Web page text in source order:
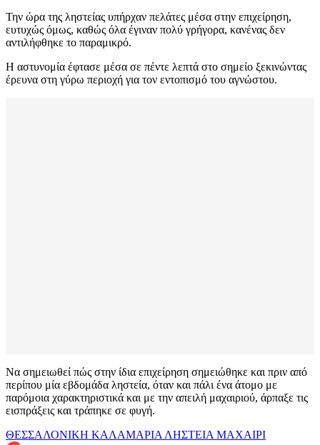
Την ώρα της ληστείας υπήρχαν πελάτες μέσα στην επιχείρηση,
ευτυχώς όμως, καθώς όλα έγιναν πολύ γρήγορα, κανένας δεν
αντιλήφθηκε το παραμικρό.
Η αστυνομία έφτασε μέσα σε πέντε λεπτά στο σημείο ξεκινώντας
έρευνα στη γύρω περιοχή για τον εντοπισμό του αγνώστου.
Να σημειωθεί πώς στην ίδια επιχείρηση σημειώθηκε και πριν από
περίπου μία εβδομάδα ληστεία, όταν και πάλι ένα άτομο με
παρόμοια χαρακτηριστικά και με την απειλή μαχαιριού, άρπαξε τις
εισπράξεις και τράπηκε σε φυγή.
ΘΕΣΣΑΛΟΝΙΚΗ ΚΑΛΑΜΑΡΙΑ ΛΗΣΤΕΙΑ ΜΑΧΑΙΡΙ